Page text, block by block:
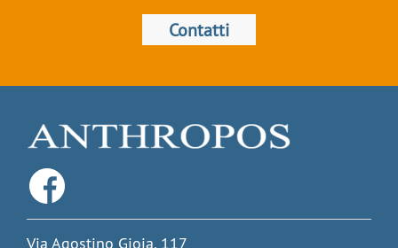
Contatti
Via Agostino Gioia, 117